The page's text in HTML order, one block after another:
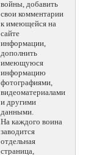
войны, добавить
свои комментарии
к имеющейся на
сайте
информации,
дополнить
имеющуюся
информацию
фотографиями,
видеоматериалами
и другими
данными.
На каждого воина
заводится
отдельная
страница,